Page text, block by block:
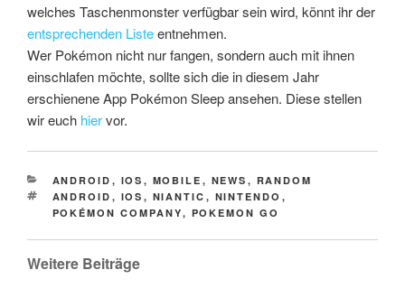
welches Taschenmonster verfügbar sein wird, könnt ihr der
entsprechenden Listeentnehmen.
Wer Pokémon nicht nur fangen, sondern auch mit ihnen
einschlafen möchte, sollte sich die in diesem Jahr
erschienene App Pokémon Sleep ansehen. Diese stellen
wir euch hiervor.
CATEGORIES
ANDROID , IOS , MOBILE , NEWS , RANDOM
TAGS
ANDROID , IOS , NIANTIC , NINTENDO ,
POKÉMON COMPANY, POKEMON GO
Weitere Beiträge